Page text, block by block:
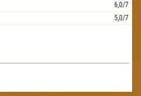
6,0/7
5,0/7